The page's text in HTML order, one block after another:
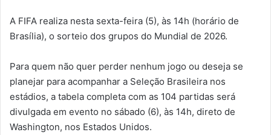
A FIFA realiza nesta sexta-feira (5), às 14h (horário de
Brasília), o sorteio dos grupos do Mundial de 2026.
Para quem não quer perder nenhum jogo ou deseja se
planejar para acompanhar a Seleção Brasileira nos
estádios, a tabela completa com as 104 partidas será
divulgada em evento no sábado (6), às 14h, direto de
Washington, nos Estados Unidos.